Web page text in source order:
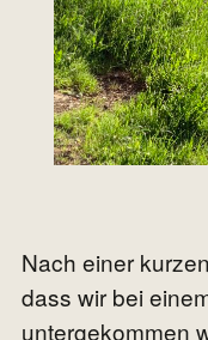
Nach einer
dass wir bei
untergekommen